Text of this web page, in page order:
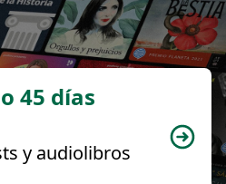
45 días
y audiolibros